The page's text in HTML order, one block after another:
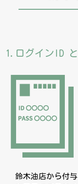
1.ログインID
鈴木油店から付